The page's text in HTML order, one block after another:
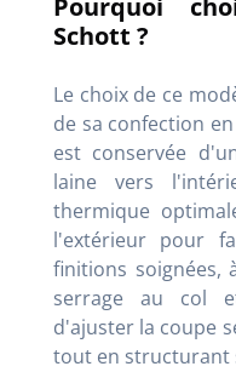
Pourquoi
Schott ?
Le choix de ce
de sa confection
est conservée
laine vers
thermique
l'extérieur pour
finitions soignées,
serrage au col
d'ajuster la coupe
tout en structurant